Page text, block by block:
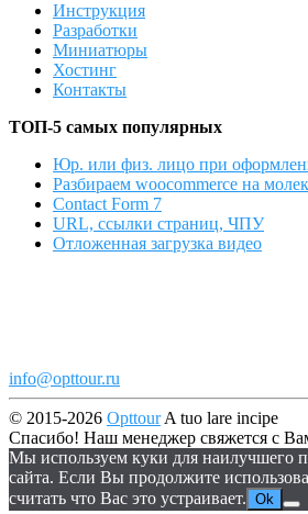
Инструкция
Разработки
Миниатюры
Хостинг
Контакты
ТОП-5 самых популярных
Юр. или физ. лицо при
Разбираем woocommerce на
Contact Form 7
URL, ссылки страниц, ЧПУ
Отложенная загрузка видео
info@opttour.ru
© 2015-2026 OpttourA tuo lare incipe
Спасибо! Наш менеджер свяжется с
Мы используем куки для наилучшего
сайта. Если Вы продолжите
считать что Вас это устраивает. Ok